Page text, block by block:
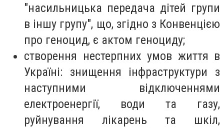
"насильницька передача дітей групи
в іншу групу", що, згідно з Конвенцією
про геноцид, є актом геноциду;
створення нестерпних умов життя в
Україні: знищення інфраструктури з
наступними відключеннями
електроенергії, води та газу,
руйнування лікарень та шкіл,